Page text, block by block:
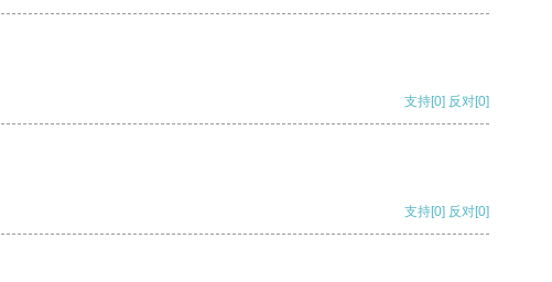
支持[0] 反对[0]
支持[0] 反对[0]